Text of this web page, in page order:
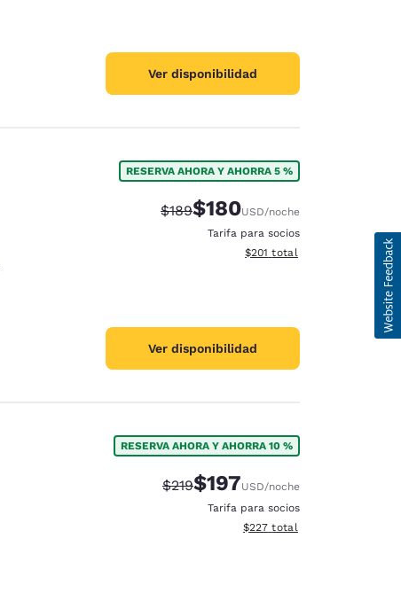
Ver disponibilidad
RESERVA AHORA Y AHORRA 5 %
Precio tachado:
$189Precio con descuento:
$180USD/noche
Tarifa para socios
Ver detalles del total
$201 total
Ver disponibilidad
RESERVA AHORA Y AHORRA 10 %
Precio tachado:
$219Precio con descuento:
$197USD/noche
Tarifa para socios
Ver detalles del total
$227 total